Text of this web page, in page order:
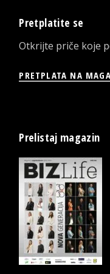
Pretplatite se
Otkrijte priče koje
PRETPLATA NA
Prelistaj magazin